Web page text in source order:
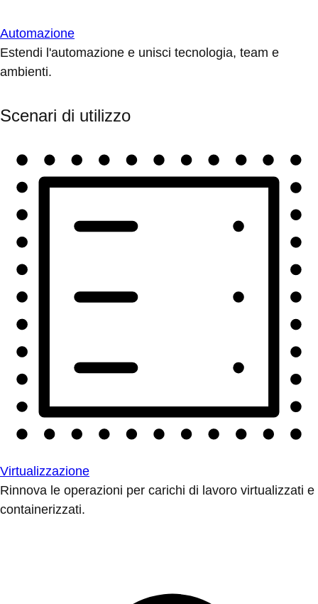
Automazione
Estendi l'automazione e unisci tecnologia, team e
ambienti.
Scenari di utilizzo
Virtualizzazione
Rinnova le operazioni per carichi di lavoro virtualizzati e
containerizzati.